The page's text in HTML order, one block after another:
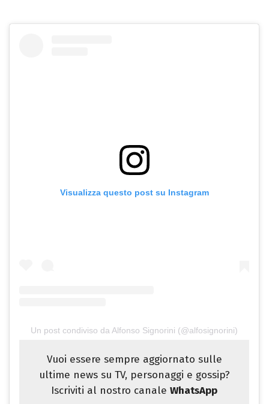
Visualizza questo post su Instagram
Un post condiviso da Alfonso Signorini (@alfosignorini)
Vuoi essere sempre aggiornato sulle
ultime news su TV, personaggi e gossip?
Iscriviti al nostro canaleWhatsApp